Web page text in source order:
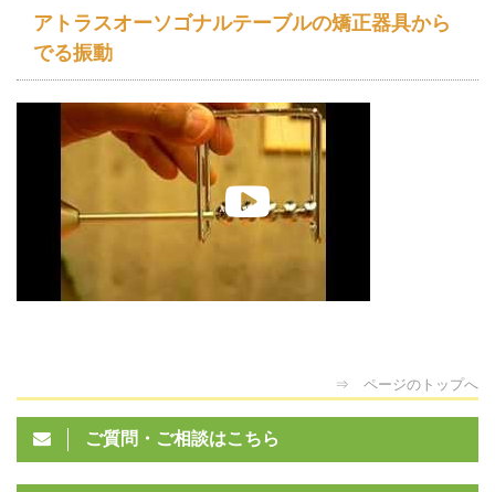
アトラスオーソゴナルテーブルの矯正器具から
でる振動
⇒ ページのトップへ
ご質問・ご相談はこちら